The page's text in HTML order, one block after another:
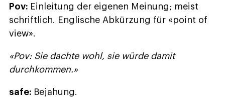
Pov: Einleitung der eigenen Meinung; meist
schriftlich. Englische Abkürzung für «point of
view».
«Pov: Sie dachte wohl, sie würde damit
durchkommen.»
safe: Bejahung.